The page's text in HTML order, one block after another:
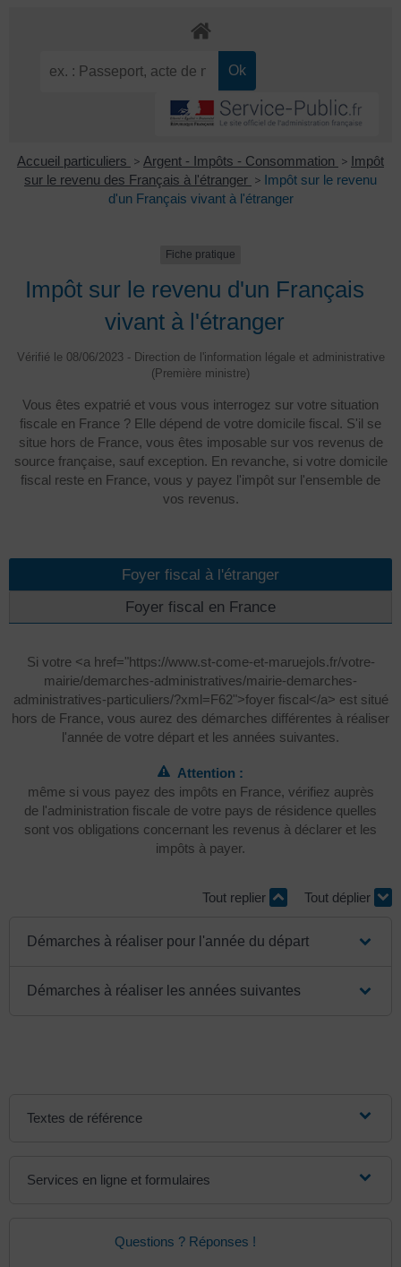
Accueil particuliers > Argent - Impôts - Consommation > Impôt
sur le revenu des Français à l'étranger > Impôt sur le revenu
d'un Français vivant à l'étranger
Fiche pratique
Impôt sur le revenu d'un Français
vivant à l'étranger
Vérifié le 08/06/2023 - Direction de l'information légale et administrative
(Première ministre)
Vous êtes expatrié et vous vous interrogez sur votre situation
fiscale en France ? Elle dépend de votre domicile fiscal. S'il se
situe hors de France, vous êtes imposable sur vos revenus de
source française, sauf exception. En revanche, si votre domicile
fiscal reste en France, vous y payez l'impôt sur l'ensemble de
vos revenus.
Foyer fiscal à l'étranger
Foyer fiscal en France
Si votre <a href="https://www.st-come-et-maruejols.fr/votre-
mairie/demarches-administratives/mairie-demarches-
administratives-particuliers/?xml=F62">foyer fiscal</a> est situé
hors de France, vous aurez des démarches différentes à réaliser
l'année de votre départ et les années suivantes.
Attention :
même si vous payez des impôts en France, vérifiez auprès
de l'administration fiscale de votre pays de résidence quelles
sont vos obligations concernant les revenus à déclarer et les
impôts à payer.
Tout replier Tout déplier
Démarches à réaliser pour l'année du départ
Démarches à réaliser les années suivantes
Textes de référence
Services en ligne et formulaires
Questions ? Réponses !